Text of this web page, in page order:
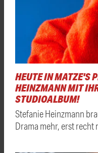
HEUTE IN MATZE'S
HEINZMANN MIT
STUDIOALBUM!
Stefanie Heinzmann
Drama mehr, erst recht